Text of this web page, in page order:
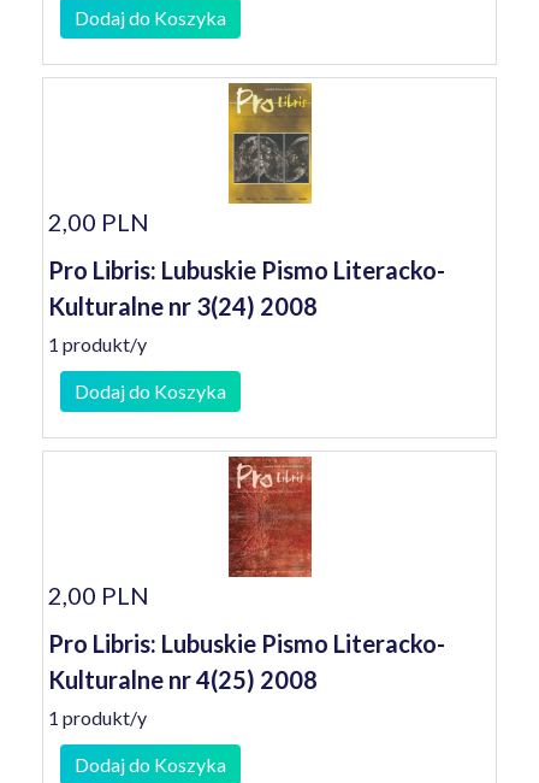
Dodaj do Koszyka
2,00 PLN
Pro Libris: Lubuskie Pismo Literacko-
Kulturalne nr 3(24) 2008
1 produkt/y
Dodaj do Koszyka
2,00 PLN
Pro Libris: Lubuskie Pismo Literacko-
Kulturalne nr 4(25) 2008
1 produkt/y
Dodaj do Koszyka